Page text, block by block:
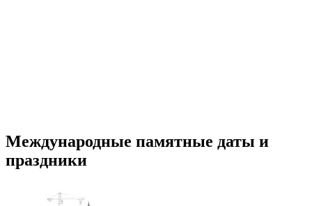
Международные памятные даты и
праздники